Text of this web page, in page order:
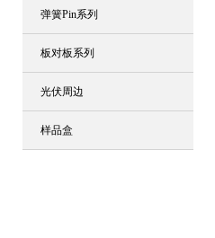
弹簧Pin系列
板对板系列
光伏周边
样品盒